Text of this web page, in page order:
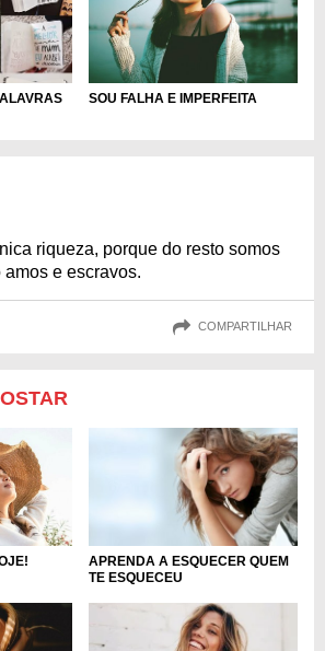
SOU FALHA E IMPERFEITA
riqueza, porque do resto somos
e escravos.
COMPARTILHAR
APRENDA A ESQUECER QUEM
TE ESQUECEU